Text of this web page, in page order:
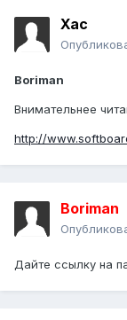
Xac
Boriman
Внимательнее
http://
Boriman
Дайте ссылку на